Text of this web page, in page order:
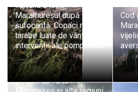
Furtuna a lovit
Maramureșul după o zi
sufocantă. Copaci rupți,
tarabe luate de vânt și
intervenții ale pompierilor
Cod
ANM avertizează: Cod
galben de furtuni în